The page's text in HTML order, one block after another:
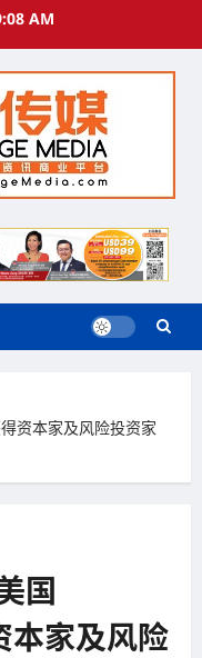
AM
资本家及风险投资家
国
家及风险